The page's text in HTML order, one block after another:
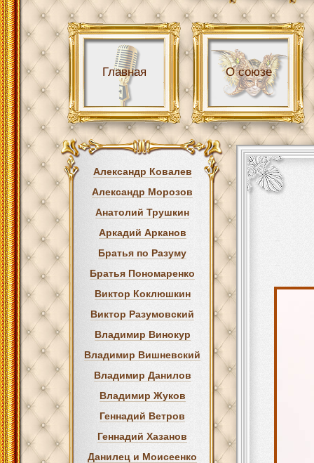
Главная О союзе
Александр Ковалев
Александр Морозов
Анатолий Трушкин
Аркадий Арканов
Братья по Разуму
Братья Пономаренко
Виктор Коклюшкин
Виктор Разумовский
Владимир Винокур
Владимир Вишневский
Владимир Данилов
Владимир Жуков
Геннадий Ветров
Геннадий Хазанов
Данилец и Моисеенко